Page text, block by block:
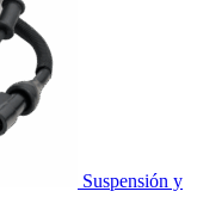
Suspensión y